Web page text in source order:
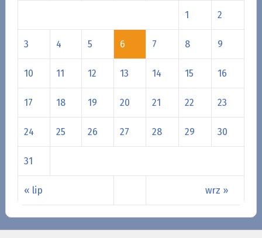
« lip wrz »
1 2
3 4 5 6 7 8 9
10 11 12 13 14 15 16
17 18 19 20 21 22 23
24 25 26 27 28 29 30
31